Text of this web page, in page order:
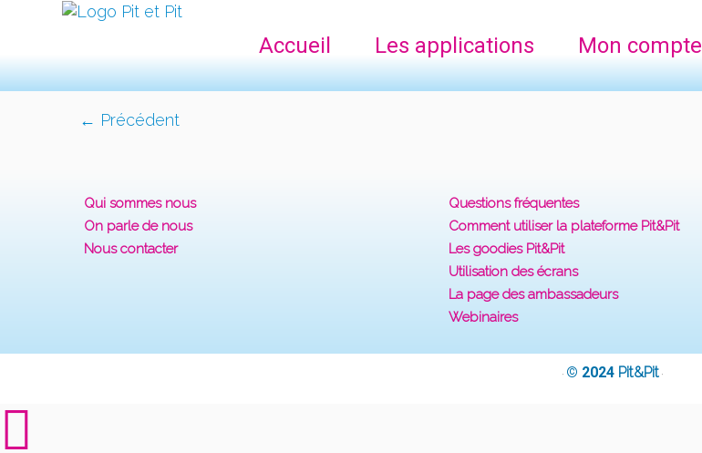
Accueil Les applications Mon compte
← Précédent
Qui sommes nous
On parle de nous
Nous contacter
Questions fréquentes
Comment utiliser la plateforme Pit&Pit
Les goodies Pit&Pit
Utilisation des écrans
La page des ambassadeurs
Webinaires
· © 2024 Pit&Pit ·